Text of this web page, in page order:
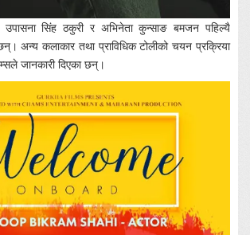
उपासना सिंह ठकुरी र अभिनेता कुन्साङ बमजन पहिल्यै
अन्य कलाकार तथा प्राविधिक टोलीको चयन प्रक्रिया
जानकारी दिएका छन्।